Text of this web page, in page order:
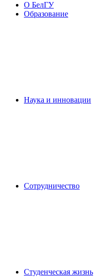
О БелГУ
Образование
Наука и инновации
Сотрудничество
Студенческая жизнь